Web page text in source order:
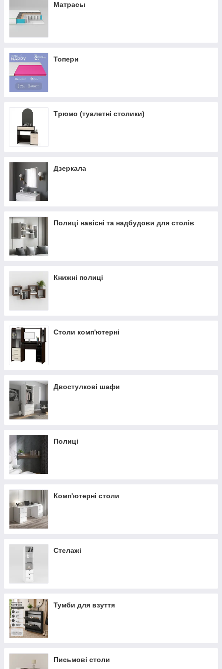
Матрасы
Топери
Tрюмо (туалетні столики)
Дзеркала
Полиці навісні та надбудови для столів
Книжні полиці
Столи комп'ютерні
Двостулкові шафи
Полиці
Комп'ютерні столи
Стелажі
Тумби для взуття
Письмові столи